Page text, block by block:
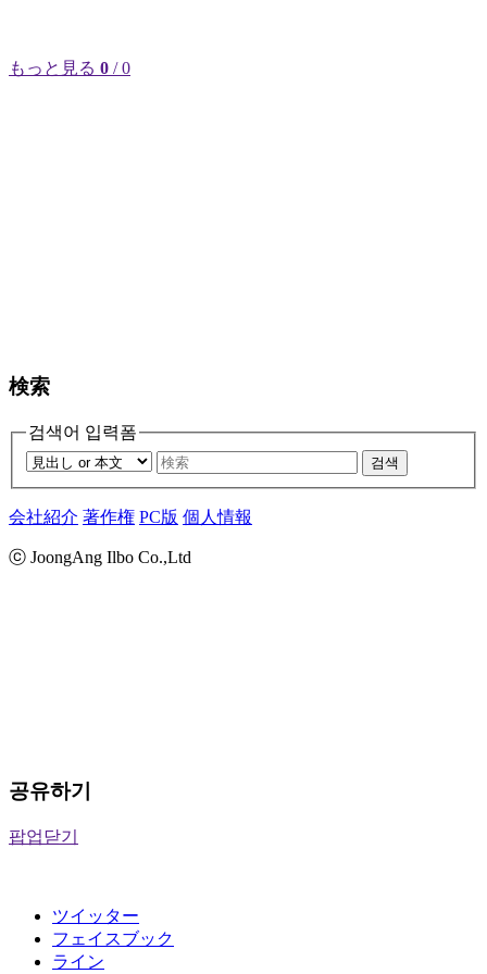
もっと見る 0 / 0
検索
검색어 입력폼
검색
会社紹介 著作権 PC版 個人情報
ⓒ JoongAng Ilbo Co.,Ltd
공유하기
팝업닫기
ツイッター
フェイスブック
ライン